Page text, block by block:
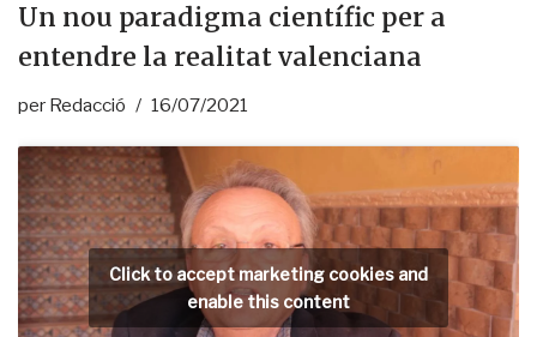
Un nou paradigma científic per a
entendre la realitat valenciana
per Redacció 16/07/2021
Click to accept marketing cookies and
enable this content